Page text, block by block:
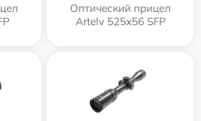
Оптический прицел
Artelv 525x56 SFP